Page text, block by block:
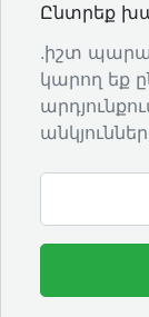
Ընտրեք
.իշտ
կարող եք